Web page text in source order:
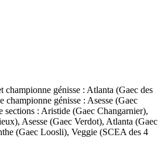
génisse : Atlanta (Gaec des
championne génisse : Asesse (Gaec
sections : Aristide (Gaec Changarnier),
Asesse (Gaec Verdot), Atlanta (Gaec
(Gaec Loosli), Veggie (SCEA des 4